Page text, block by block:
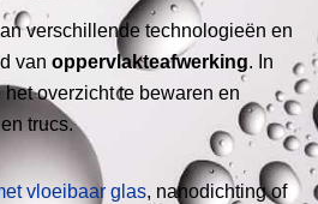
verschillende technologieën en
van oppervlakteafwerking. In
het overzicht te bewaren en
trucs.
vloeibaar glas, nanodichting of